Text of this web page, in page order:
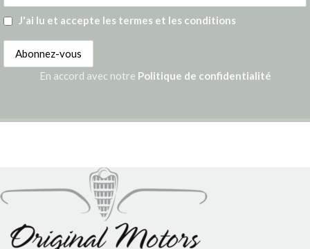
J'ai lu et accepte les termes et les conditions
En accord avec notre Politique de confidentialité